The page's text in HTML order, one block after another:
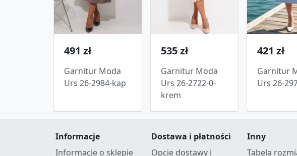
491 zł
Garnitur Moda
Urs 26-2984-kap
535 zł
Garnitur Moda
Urs 26-2722-0-
krem
421 zł
Garnitur
Urs 26-
Informacje
Informacje o sklepie
Dostawa i płatności
Opcje dostawy i
Inny
Tabela